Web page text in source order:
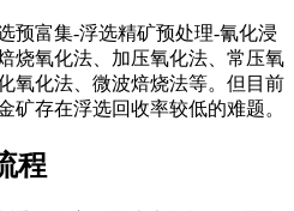
预富集-浮选精矿预处理-氰化浸
烧氧化法、加压氧化法、常压氧
氧化法、微波焙烧法等。但目前
矿存在浮选回收率较低的难题。
程